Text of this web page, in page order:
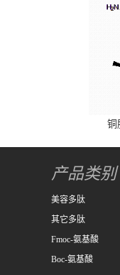
铜
产品类别
美容多肽
其它多肽
Fmoc-氨基酸
Boc-氨基酸